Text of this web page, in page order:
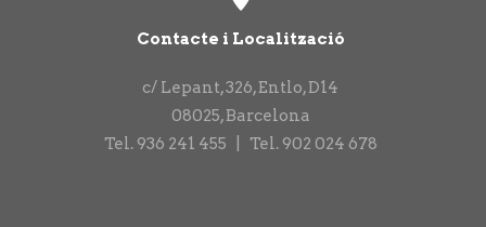
Contacte i Localització
c/ Lepant, 326, Entlo, D14
08025,Barcelona
Tel. 936 241 455 Tel. 902 024 678